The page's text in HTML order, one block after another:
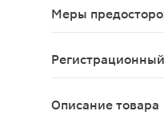
Меры
Описание товара